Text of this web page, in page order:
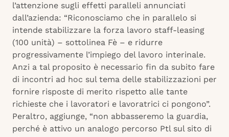
l’attenzione sugli effetti paralleli annunciati
dall’azienda: “Riconosciamo che in parallelo si
intende stabilizzare la forza lavoro staff-leasing
(100 unità) – sottolinea Fè – e ridurre
progressivamente l’impiego del lavoro interinale.
Anzi a tal proposito è necessario fin da subito fare
di incontri ad hoc sul tema delle stabilizzazioni per
fornire risposte di merito rispetto alle tante
richieste che i lavoratori e lavoratrici ci pongono”.
Peraltro, aggiunge, “non abbasseremo la guardia,
perché è attivo un analogo percorso Ptl sul sito di